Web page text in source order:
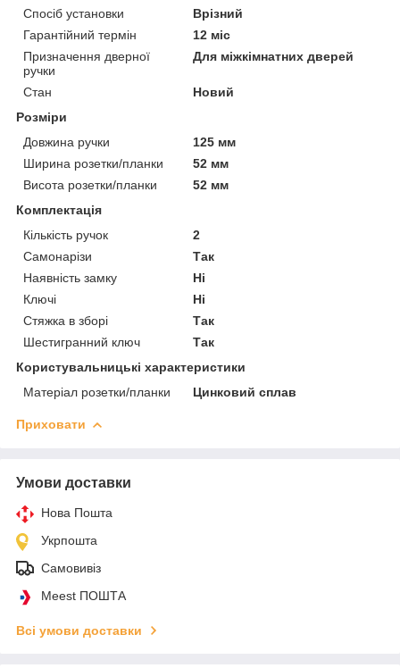
Спосіб установки
Врізний
Гарантійний термін
12 міс
Призначення дверної
ручки
Для міжкімнатних дверей
Стан
Новий
Розміри
Довжина ручки
125 мм
Ширина розетки/планки
52 мм
Висота розетки/планки
52 мм
Комплектація
Кількість ручок
2
Самонарізи
Так
Наявність замку
Ні
Ключі
Ні
Стяжка в зборі
Так
Шестигранний ключ
Так
Користувальницькі характеристики
Матеріал розетки/планки
Цинковий сплав
Приховати
Умови доставки
Нова Пошта
Укрпошта
Самовивіз
Meest ПОШТА
Всі умови доставки